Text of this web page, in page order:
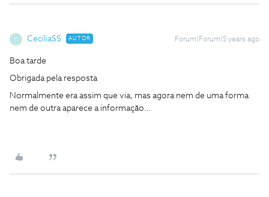
C CecíliaSS AUTOR Forum|Forum|5 years ago
Boa tarde
Obrigada pela resposta
Normalmente era assim que via, mas agora nem de uma forma
nem de outra aparece a informação…